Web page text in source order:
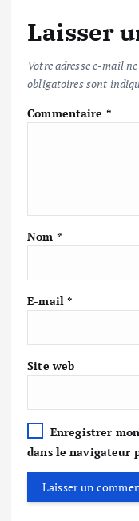
Laisser
Votre adresse e-mail
obligatoires sont
Commentaire *
Nom *
E-mail*
Site web
Enregistrer
dans le navigateur